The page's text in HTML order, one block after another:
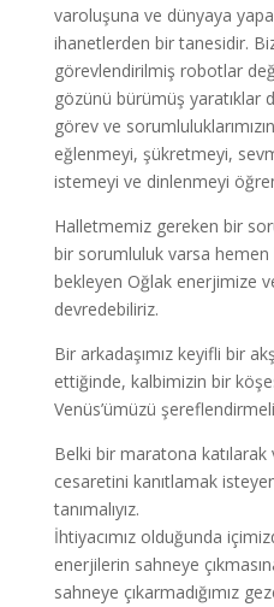
varoluşuna ve dünyaya
ihanetlerden bir tanesidir.
görevlendirilmiş robotlar
gözünü bürümüş yaratıklar
görev ve
eğlenmeyi, şükretmeyi,
istemeyi ve dinlenmeyi
Halletmemiz gereken bir
bir sorumluluk varsa
bekleyen Oğlak enerjimize
devredebiliriz.
Bir arkadaşımız keyifli bir
ettiğinde, kalbimizin bir
Venüs’ümüzü
Belki bir maratona katılarak
cesaretini kanıtlamak
tanımalıyız.
İhtiyacımız olduğunda
enerjilerin sahneye
sahneye çıkarmadığımız